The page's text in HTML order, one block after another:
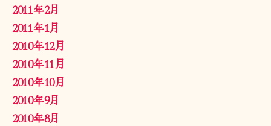
2011年2月
2011年1月
2010年12月
2010年11月
2010年10月
2010年9月
2010年8月